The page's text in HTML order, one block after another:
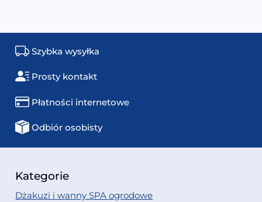
Szybka wysyłka
Prosty kontakt
Płatności internetowe
Odbiór osobisty
Kategorie
Dżakuzi i wanny SPA ogrodowe